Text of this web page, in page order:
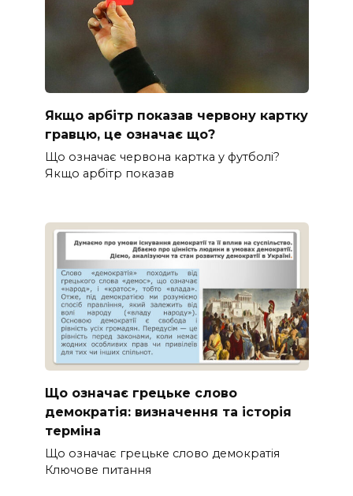
Якщо арбітр показав червону картку
гравцю, це означає що?
Що означає червона картка у футболі?
Якщо арбітр показав
Що означає грецьке слово
демократія: визначення та історія
терміна
Що означає грецьке слово демократія
Ключове питання